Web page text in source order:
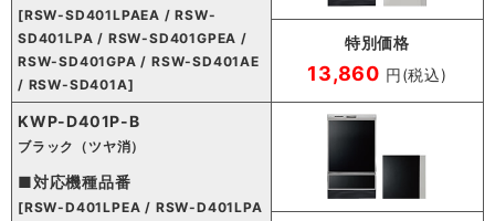
[RSW-SD401LPAEA / RSW-
SD401LPA / RSW-SD401GPEA /
RSW-SD401GPA / RSW-SD401AE
/ RSW-SD401A]
特別価格
13,860 円(税込)
KWP-D401P-B
ブラック（ツヤ消）
■対応機種品番
[RSW-D401LPEA / RSW-D401LPA